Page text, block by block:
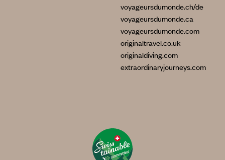
voyageursdumonde.ch/de
voyageursdumonde.ca
voyageursdumonde.com
originaltravel.co.uk
originaldiving.com
extraordinaryjourneys.com